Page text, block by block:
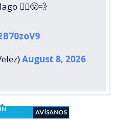
🧙‍♂️😮‍💨
August 8, 2026
AVÍSANOS